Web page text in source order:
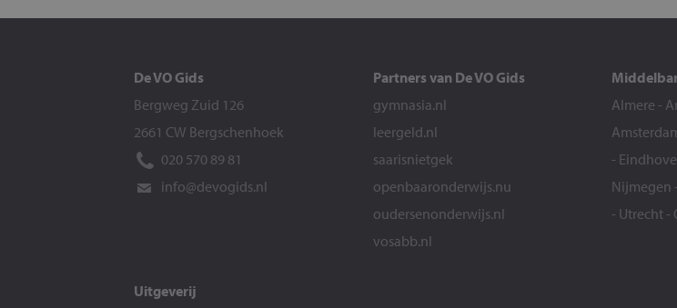
De VO Gids
Bergweg Zuid 126
2661 CW Bergschenhoek
020 570 89 81
info@devogids.nl
Partners van De VO Gids
gymnasia.nl
leergeld.nl
saarisnietgek
openbaaronderwijs.nu
oudersenonderwijs.nl
vosabb.nl
Almere -
-
Nijmegen -
- Utrecht -
Uitgeverij